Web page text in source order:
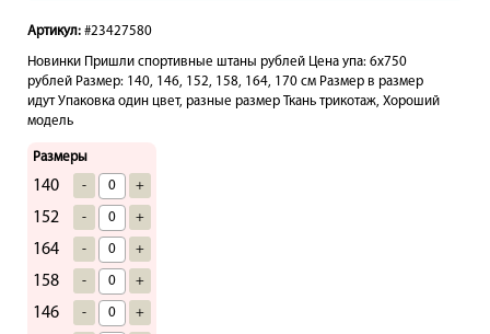
Артикул: #23427580
Новинки Пришли спортивные штаны рублей Цена упа: 6х750
рублей Размер: 140, 146, 152, 158, 164, 170 см Размер в размер
идут Упаковка один цвет, разные размер Ткань трикотаж, Хороший
модель
Размеры
140 - +
152 - +
164 - +
158 - +
146 - +